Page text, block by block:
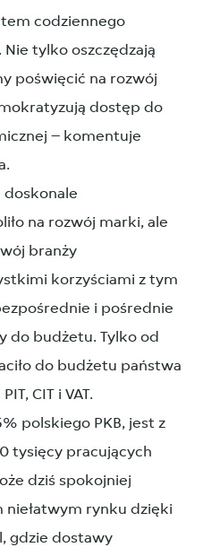
codziennego
tylko oszczędzają
poświęcić na rozwój
dostęp do
– komentuje
doskonale
na rozwój marki, ale
branży
korzyściami z tym
i pośrednie
do budżetu. Tylko od
do budżetu państwa
CIT i VAT.
polskiego PKB, jest z
tysięcy pracujących
dziś spokojniej
niełatwym rynku dzięki
gdzie dostawy